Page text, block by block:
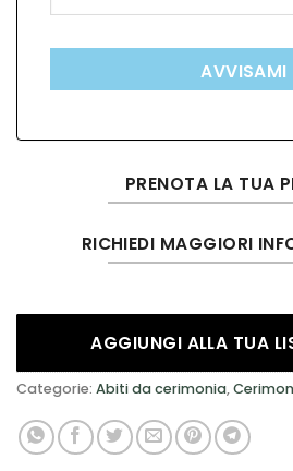
AVVISAMI
PRENOTA LA TUA
RICHIEDI MAGGIORI
AGGIUNGI ALLA TUA
Categorie: Abiti da cerimonia,